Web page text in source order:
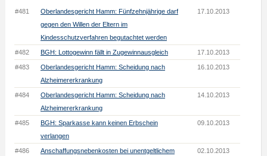
#481
Oberlandesgericht Hamm: Fünfzehnjährige darf
gegen den Willen der Eltern im
Kindesschutzverfahren begutachtet werden
17.10.2013
#482 BGH: Lottogewinn fällt in Zugewinnausgleich 17.10.2013
#483
Oberlandesgericht Hamm: Scheidung nach
Alzheimererkrankung
16.10.2013
#484
Oberlandesgericht Hamm: Scheidung nach
Alzheimererkrankung
14.10.2013
#485
BGH: Sparkasse kann keinen Erbschein
verlangen
09.10.2013
#486
Anschaffungsnebenkosten bei unentgeltlichem
02.10.2013